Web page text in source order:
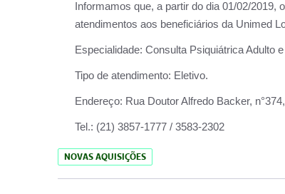
Informamos que, a partir do dia 01/02/2019,
atendimentos aos beneficiários da Unimed
Especialidade: Consulta Psiquiátrica Adulto e
Tipo de atendimento: Eletivo.
Endereço: Rua Doutor Alfredo Backer,
Tel.: (21) 3857-1777 / 3583-2302
NOVAS AQUISIÇÕES